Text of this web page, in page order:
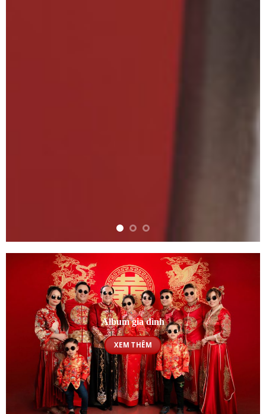
Album gia đình
XEM THÊM